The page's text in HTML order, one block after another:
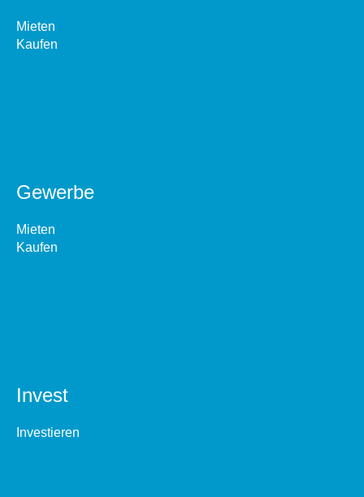
Mieten
Kaufen
Gewerbe
Mieten
Kaufen
Invest
Investieren